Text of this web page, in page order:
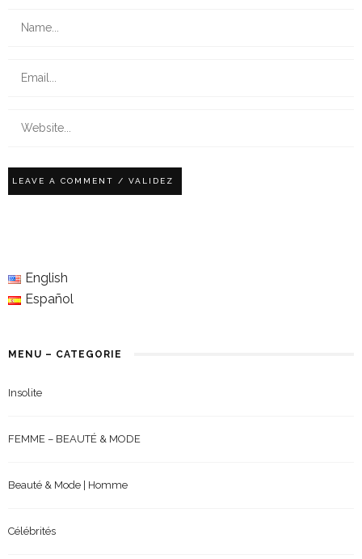
English
Español
MENU – CATEGORIE
Insolite
FEMME – BEAUTÉ & MODE
Beauté & Mode | Homme
Célébrités